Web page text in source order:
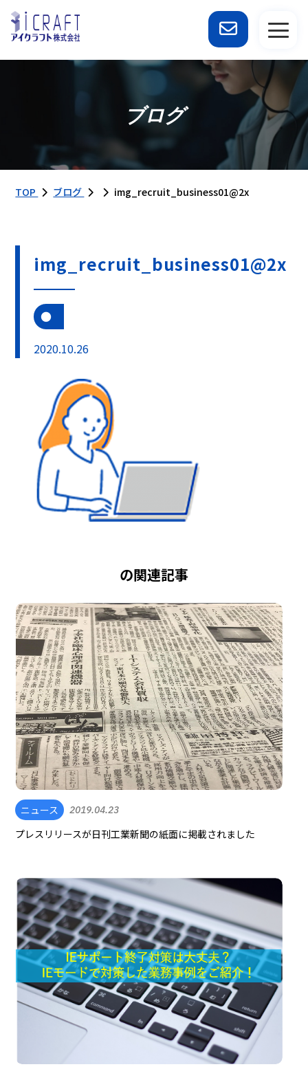
ブログ
TOP ブログ img_recruit_business01@2x
img_recruit_business01@2x
2020.10.26
の関連記事
ニュース 2019.04.23
プレスリリースが日刊工業新聞の紙面に掲載されました